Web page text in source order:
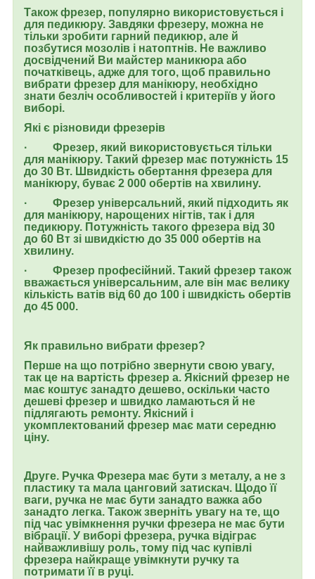
Також фрезер, популярно використовується і
для педикюру. Завдяки фрезеру, можна не
тільки зробити гарний педикюр, але й
позбутися мозолів і натоптнів. Не важливо
досвідчений Ви майстер маникюра або
початківець, адже для того, щоб правильно
вибрати фрезер для манікюру, необхідно
знати безліч особливостей і критеріїв у його
виборі.
Які є різновиди фрезерів
· Фрезер, який використовується тільки
для манікюру. Такий фрезер має потужність 15
до 30 Вт. Швидкість обертання фрезера для
манікюру, буває 2 000 обертів на хвилину.
· Фрезер універсальний, який підходить як
для манікюру, нарощених нігтів, так і для
педикюру. Потужність такого фрезера від 30
до 60 Вт зі швидкістю до 35 000 обертів на
хвилину.
· Фрезер професійний. Такий фрезер також
вважається універсальним, але він має велику
кількість ватів від 60 до 100 і швидкість обертів
до 45 000.
Як правильно вибрати фрезер?
Перше на що потрібно звернути свою увагу,
так це на вартість фрезер а. Якісний фрезер не
має коштує занадто дешево, оскільки часто
дешеві фрезер и швидко ламаються й не
підлягають ремонту. Якісний і
укомплектований фрезер має мати середню
ціну.
Друге. Ручка Фрезера має бути з металу, а не з
пластику та мала цанговий затискач. Щодо її
ваги, ручка не має бути занадто важка або
занадто легка. Також зверніть увагу на те, що
під час увімкнення ручки фрезера не має бути
вібрації. У виборі фрезера, ручка відіграє
найважливішу роль, тому під час купівлі
фрезера найкраще увімкнути ручку та
потримати її в руці.